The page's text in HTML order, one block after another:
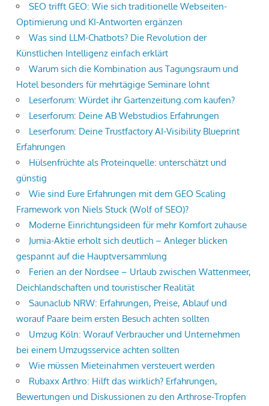
SEO trifft GEO: Wie sich traditionelle Webseiten-
Optimierung und KI-Antworten ergänzen
Was sind LLM-Chatbots? Die Revolution der
Künstlichen Intelligenz einfach erklärt
Warum sich die Kombination aus Tagungsraum und
Hotel besonders für mehrtägige Seminare lohnt
Leserforum: Würdet ihr Gartenzeitung.com kaufen?
Leserforum: Deine AB Webstudios Erfahrungen
Leserforum: Deine Trustfactory AI-Visibility Blueprint
Erfahrungen
Hülsenfrüchte als Proteinquelle: unterschätzt und
günstig
Wie sind Eure Erfahrungen mit dem GEO Scaling
Framework von Niels Stuck (Wolf of SEO)?
Moderne Einrichtungsideen für mehr Komfort zuhause
Jumia-Aktie erholt sich deutlich – Anleger blicken
gespannt auf die Hauptversammlung
Ferien an der Nordsee – Urlaub zwischen Wattenmeer,
Deichlandschaften und touristischer Realität
Saunaclub NRW: Erfahrungen, Preise, Ablauf und
worauf Paare beim ersten Besuch achten sollten
Umzug Köln: Worauf Verbraucher und Unternehmen
bei einem Umzugsservice achten sollten
Wie müssen Mieteinahmen versteuert werden
Rubaxx Arthro: Hilft das wirklich? Erfahrungen,
Bewertungen und Diskussionen zu den Arthrose-Tropfen